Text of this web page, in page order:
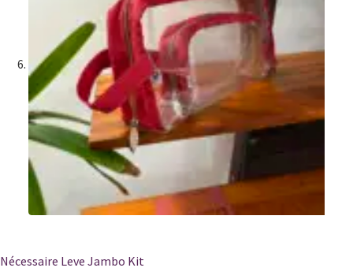
Nécessaire Leve Jambo Kit